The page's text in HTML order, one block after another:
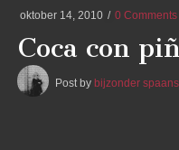
oktober 14, 2010 0 Comments
Coca con
Post by bijzonder spaans